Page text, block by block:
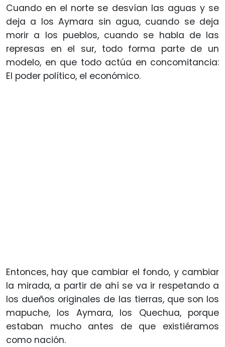
Cuando en el norte se desvían las aguas y se
deja a los Aymara sin agua, cuando se deja
morir a los pueblos, cuando se habla de las
represas en el sur, todo forma parte de un
modelo, en que todo actúa en concomitancia:
El poder político, el económico.
Entonces, hay que cambiar el fondo, y cambiar
la mirada, a partir de ahí se va ir respetando a
los dueños originales de las tierras, que son los
mapuche, los Aymara, los Quechua, porque
estaban mucho antes de que existiéramos
como nación.